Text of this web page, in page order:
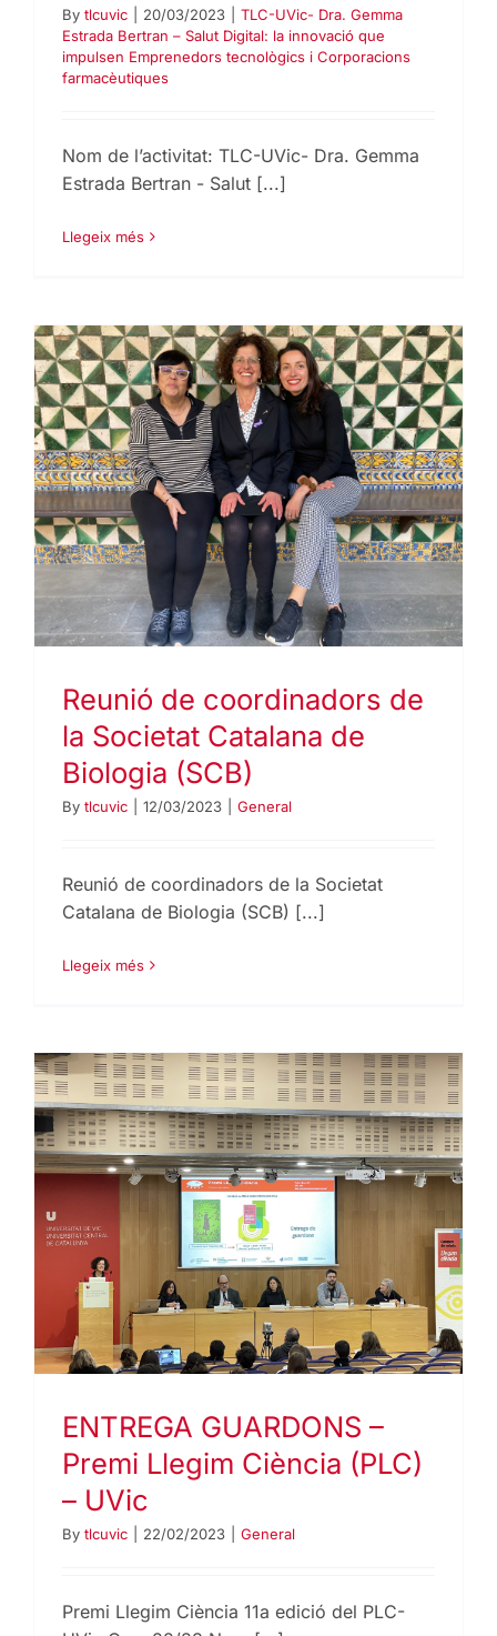
By tlcuvic 20/03/2023
TLC-UVic- Dra. Gemma
Estrada Bertran – Salut Digital: la innovació que
impulsen Emprenedors tecnològics i Corporacions
farmacèutiques
Nom de l’activitat: TLC-UVic- Dra. Gemma
Estrada Bertran - Salut [...]
Llegeix més
Reunió de coordinadors de
la Societat Catalana de
Biologia (SCB)
By tlcuvic 12/03/2023 General
Reunió de coordinadors de la Societat
Catalana de Biologia (SCB) [...]
Llegeix més
ENTREGA GUARDONS –
Premi Llegim Ciència (PLC)
– UVic
By tlcuvic 22/02/2023 General
Premi Llegim Ciència 11a edició del PLC-